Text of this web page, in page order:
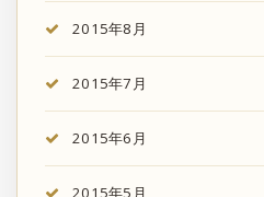
2015年8月
2015年7月
2015年6月
2015年5月